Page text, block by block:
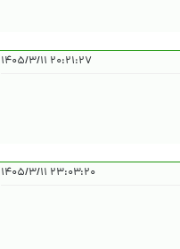
۲۰:۲۱:۲۷ ۱۴۰۵/۳/۱۱
۲۳:۰۳:۲۰ ۱۴۰۵/۳/۱۱